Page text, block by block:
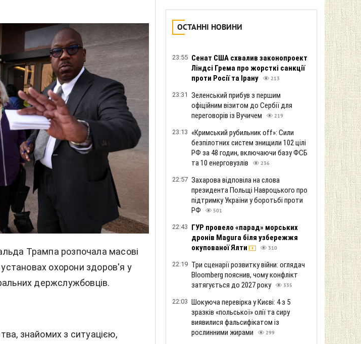
Трампа розпочала масові
установах охорони здоров'я у
держслужбовців.
знайомих з ситуацією,
ОСТАННІ НОВИНИ
23:55 Сенат США схвалив законопроект
Ліндсі Грема про жорсткі санкції
проти Росії та Ірану
213
23:31 Зеленський прибув з першим
офіційним візитом до Сербії для
переговорів із Вучичем
219
23:13 «Кримський рубильник off»: Сили
безпілотних систем знищили 102 цілі
РФ за 48 годин, включаючи базу ФСБ
та 10 енерговузлів
236
22:57 Захарова відповіла на слова
президента Польщі Навроцького про
підтримку України у боротьбі проти
РФ
501
22:43 ГУР провело «парад» морських
дронів Magura біля узбережжя
окупованої Ялти
310
22:19 Три сценарії розвитку війни: оглядач
Bloomberg пояснив, чому конфлікт
затягується до 2027 року
335
22:03 Шокуюча перевірка у Києві: 4 з 5
зразків «польської» олії та сиру
виявилися фальсифікатом із
рослинними жирами
299